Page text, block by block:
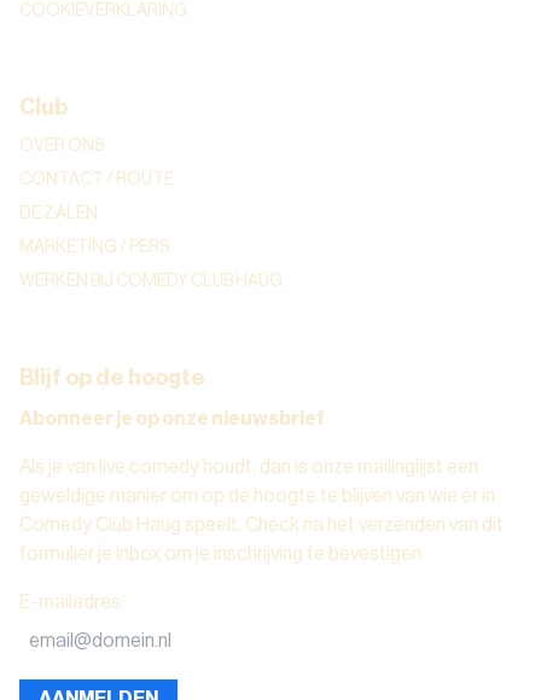
COOKIEVERKLARING
Club
OVER ONS
CONTACT / ROUTE
DE ZALEN
MARKETING / PERS
WERKEN BIJ COMEDY CLUB HAUG
Blijf op de hoogte
Abonneer je op onze nieuwsbrief
Als je van live comedy houdt, dan is onze mailinglijst een
geweldige manier om op de hoogte te blijven van wie er in
Comedy Club Haug speelt. Check na het verzenden van dit
formulier je inbox om je inschrijving te bevestigen.
E-mailadres: